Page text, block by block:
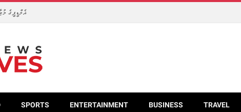
އެމްޑީޕީގެ މުޒާހަރާ
SPORTS ENTERTAINMENT BUSINESS TRAVEL